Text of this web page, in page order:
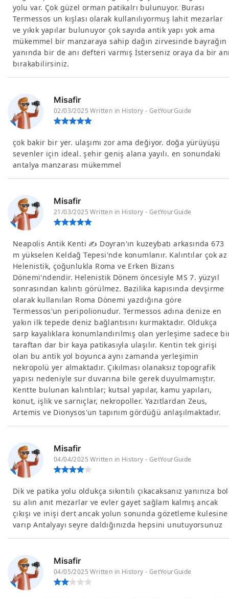
yolu var. Çok güzel orman patikalrı bulunuyor. Burası
Termessos un kışlası olarak kullanılıyormuş lahit mezarlar
ve yıkık yapılar bulunuyor çok sayıda antik yapı yok ama
mükemmel bir manzaraya sahip dağın zirvesinde bayrağın
yanında bir de anı defteri varmış İsterseniz oraya da bir
bırakabilirsiniz.
Misafir
02/03/2025 Written in History - GetYourGuide
çok bakir bir yer. ulaşımı zor ama değiyor. doğa yürüyüşü
sevenler için ideal. şehir geniş alana yayılı. en sonundaki
antalya manzarası mükemmel
Misafir
21/03/2025 Written in History - GetYourGuide
Neapolis Antik Kenti ✍️ Doyran'ın kuzeybatı arkasında 673
m yükselen Keldağ Tepesi'nde konumlanır. Kalıntılar çok az
Helenistik, çoğunlukla Roma ve Erken Bizans
Dönemi'ndendir. Helenistik Dönem öncesiyle MS 7. yüzyıl
sonrasından kalıntı görülmez. Bazilika kapısında devşirme
olarak kullanılan Roma Dönemi yazdığına göre
Termessos'un peripolionudur. Termessos adına denize en
yakın ilk tepede deniz bağlantısını kurmaktadır. Oldukça
sarp kayalıklara konumlandırılmış olan yerleşime sadece
taraftan dar bir kaya patikasıyla ulaşılır. Kentin tek girişi
olan bu antik yol boyunca aynı zamanda yerleşimin
nekropolü yer almaktadır. Çıkılması olanaksız topografik
yapısı nedeniyle sur duvarına bile gerek duyulmamıştır.
Kentte bulunan kalıntılar; kutsal yapılar, kamu yapıları,
konut, işlik ve sarnıçlar, nekropoller. Yazıtlardan Zeus,
Artemis ve Dionysos'un tapınım gördüğü anlaşılmaktadır.
Misafir
04/04/2025 Written in History - GetYourGuide
Dik ve patika yolu oldukça sıkıntılı çıkacaksanız yanınıza bol
su alın anıt mezarlar ve evler gayet sağlam kalmış ancak
çıkışı ve inişi dert ancak yolun sonunda gözetleme kulesine
varıp Antalyayı seyre daldığınızda hepsini unutuyorsunuz
Misafir
04/05/2025 Written in History - GetYourGuide